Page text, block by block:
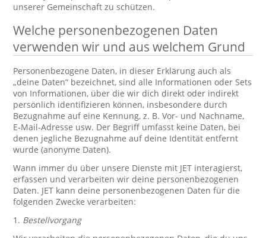
unserer Gemeinschaft zu schützen.
Welche personenbezogenen Daten
verwenden wir und aus welchem Grund
Personenbezogene Daten, in dieser Erklärung auch als
„deine Daten“ bezeichnet, sind alle Informationen oder Sets
von Informationen, über die wir dich direkt oder indirekt
persönlich identifizieren können, insbesondere durch
Bezugnahme auf eine Kennung, z. B. Vor- und Nachname,
E-Mail-Adresse usw. Der Begriff umfasst keine Daten, bei
denen jegliche Bezugnahme auf deine Identität entfernt
wurde (anonyme Daten).
Wann immer du über unsere Dienste mit JET interagierst,
erfassen und verarbeiten wir deine personenbezogenen
Daten. JET kann deine personenbezogenen Daten für die
folgenden Zwecke verarbeiten:
1. Bestellvorgang